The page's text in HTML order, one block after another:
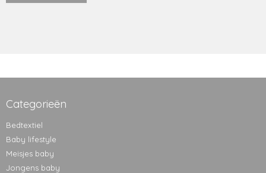
Categorieën
Bedtextiel
Baby lifestyle
Meisjes baby
Jongens baby